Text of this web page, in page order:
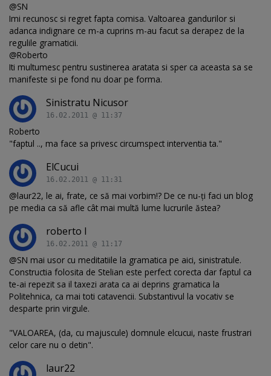
@SN
Imi recunosc si regret fapta comisa. Valtoarea gandurilor si
adanca indignare ce m-a cuprins m-au facut sa derapez de la
regulile gramaticii.
@Roberto
Iti multumesc pentru sustinerea aratata si sper ca aceasta sa se
manifeste si pe fond nu doar pe forma.
Sinistratu Nicusor
16.02.2011 @ 11:37
Roberto
"faptul .., ma face sa privesc circumspect interventia ta."
ElCucui
16.02.2011 @ 11:31
@laur22, le ai, frate, ce să mai vorbim!? De ce nu-ți faci un blog
pe media ca să afle cât mai multă lume lucrurile ăstea?
roberto l
16.02.2011 @ 11:17
@SN mai usor cu meditatiile la gramatica pe aici, sinistratule.
Constructia folosita de Stelian este perfect corecta dar faptul ca
te-ai repezit sa il taxezi arata ca ai deprins gramatica la
Politehnica, ca mai toti catavencii. Substantivul la vocativ se
desparte prin virgule.
"VALOAREA, (da, cu majuscule) domnule elcucui, naste frustrari
celor care nu o detin".
laur22